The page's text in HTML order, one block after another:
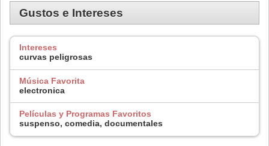
Gustos e Intereses
Intereses
curvas peligrosas
Música Favorita
electronica
Películas y Programas Favoritos
suspenso, comedia, documentales